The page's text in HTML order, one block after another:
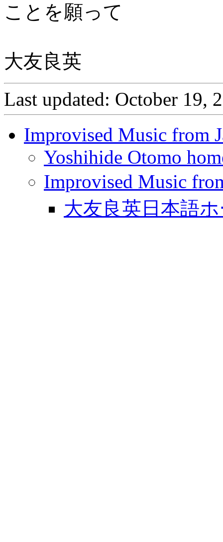
ことを願って
大友良英
Last updated: October 19,
Improvised Music from
Yoshihide Otomo
Improvised Music
大友良英日本語